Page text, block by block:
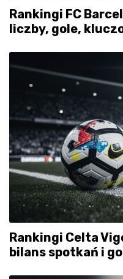
Rankingi FC
liczby, gole,
Rankingi Celta
bilans spotkań i